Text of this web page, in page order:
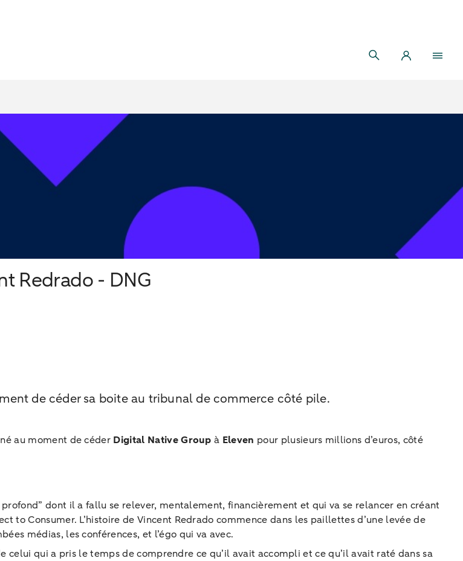
Redrado - DNG
de céder sa boite au tribunal de commerce côté pile.
au moment de céder Digital Native Group à Eleven pour plusieurs millions d’euros, côté
profond” dont il a fallu se relever, mentalement, financièrement et qui va se relancer en créant
to Consumer. L’histoire de Vincent Redrado commence dans les paillettes d’une levée de
médias, les conférences, et l’égo qui va avec.
qui a pris le temps de comprendre ce qu’il avait accompli et ce qu’il avait raté dans sa